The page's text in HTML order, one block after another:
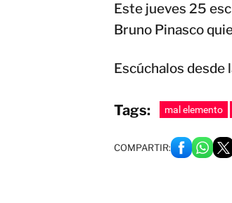
Este jueves 25
Bruno Pinasco
Escúchalos desde
Tags: mal elemento
COMPARTIR: